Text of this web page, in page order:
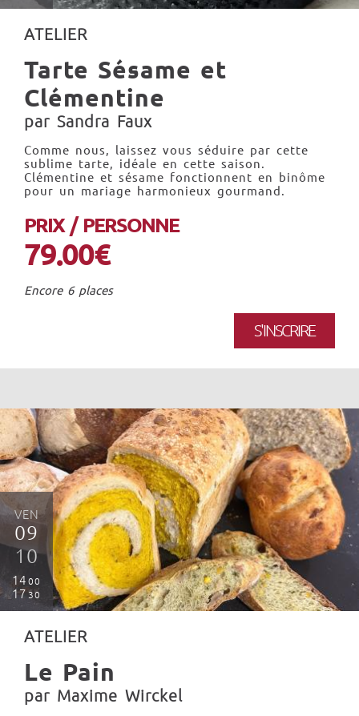
ATELIER
Tarte Sésame et
Clémentine
par Sandra Faux
Comme nous, laissez vous séduire par cette
sublime tarte, idéale en cette saison.
Clémentine et sésame fonctionnent en binôme
pour un mariage harmonieux gourmand.
PRIX / PERSONNE
79.00€
Encore 6 places
S'INSCRIRE
VEN
09
10
14 00
17 30
ATELIER
Le Pain
par Maxime Wirckel